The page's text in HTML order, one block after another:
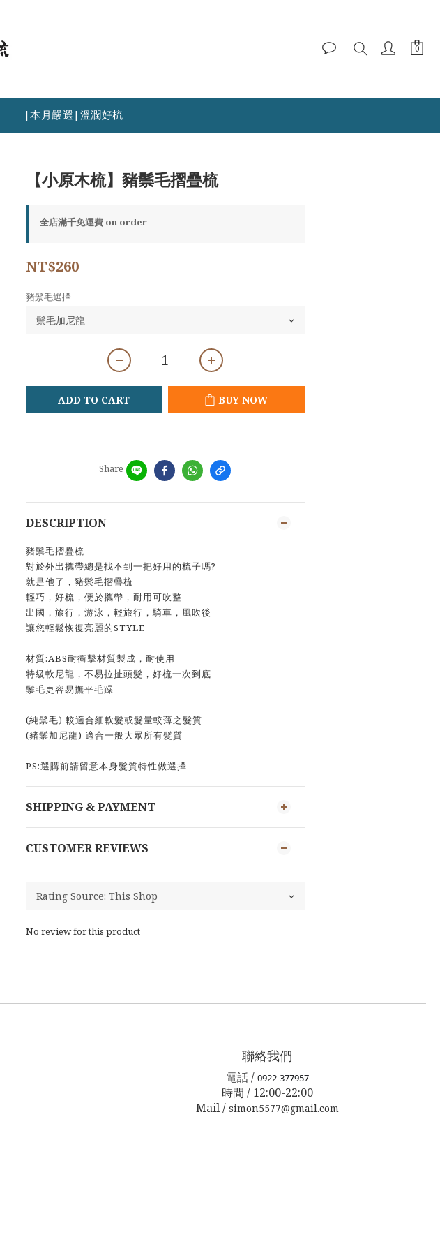
|本月嚴選|溫潤好梳
【小原木梳】豬鬃毛摺疊梳
全店滿千免運費 on order
NT$260
豬鬃毛選擇
ADD TO CART BUY NOW
Share
DESCRIPTION
豬鬃毛摺疊梳
對於外出攜帶總是找不到一把好用的梳子嗎?
就是他了，豬鬃毛摺疊梳
輕巧，好梳，便於攜帶，耐用可吹整
出國，旅行，游泳，輕旅行，騎車，風吹後
讓您輕鬆恢復亮麗的STYLE
材質:ABS耐衝擊材質製成，耐使用
特級軟尼龍，不易拉扯頭髮，好梳一次到底
鬃毛更容易撫平毛躁
(純鬃毛) 較適合細軟髮或髮量較薄之髮質
(豬鬃加尼龍) 適合一般大眾所有髮質
PS:選購前請留意本身髮質特性做選擇
SHIPPING & PAYMENT
CUSTOMER REVIEWS
No review for this product
聯絡我們
電話 / 0922-377957
時間 / 12:00-22:00
Mail / simon5577@gmail.com